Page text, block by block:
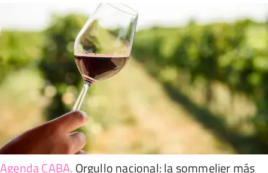
Agenda CABA. Orgullo nacional: la sommelier más